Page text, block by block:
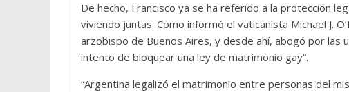
De hecho, Francisco ya se ha referido a la protección
viviendo juntas. Como informó el vaticanista Michael J.
arzobispo de Buenos Aires, y desde ahí, abogó por las
intento de bloquear una ley de matrimonio gay”.
“Argentina legalizó el matrimonio entre personas del